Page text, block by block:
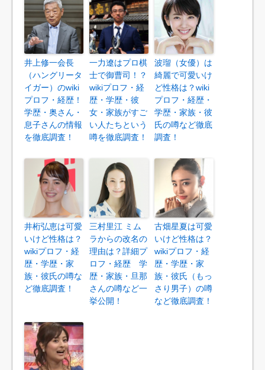
井上修一会長
（ハングリータ
イガー）のwiki
プロフ・経歴！
学歴・奥さん・
息子さんの情報
を徹底調査！
一力遼はプロ棋
士で御曹司！？
wikiプロフ・経
歴・学歴・彼
女・家族がすご
い人たちという
噂を徹底調査！
波瑠（女優）は
綺麗で可愛いけ
ど性格は？wiki
プロフ・経歴・
学歴・家族・彼
氏の噂など徹底
調査！
井桁弘恵は可愛
いけど性格は？
wikiプロフ・経
歴・学歴・家
族・彼氏の噂な
ど徹底調査！
三村里江 ミム
ラからの改名の
理由は？詳細プ
ロフ・経歴 学
歴・家族・旦那
さんの噂など一
挙公開！
古畑星夏は可愛
いけど性格は？
wikiプロフ・経
歴・学歴・家
族・彼氏（もっ
さり男子）の噂
など徹底調査！